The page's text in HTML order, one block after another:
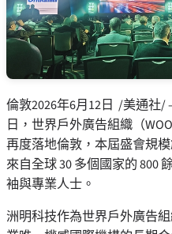
倫敦2026年6月12日 /美通社/
日，世界戶外廣告組織（
再度落地倫敦，本屆盛會規
來自全球 30 多個國家的 800
袖與專業人士。
洲明科技作為世界戶外廣告